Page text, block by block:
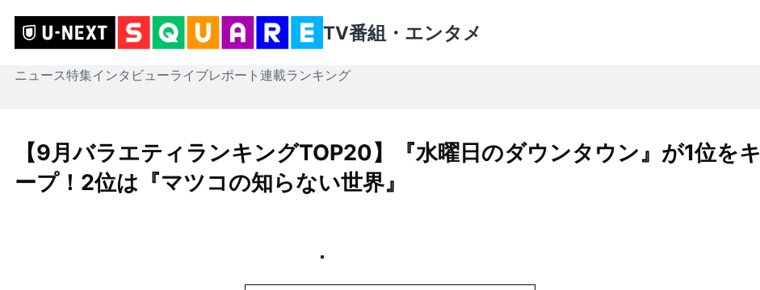
TV番組・エンタメ
ニュース特集インタビューライブレポート 連載ランキング
【9月バラエティランキングTOP20】『水曜日のダウンタウン』が1位をキ
ープ！2位は『マツコの知らない世界』